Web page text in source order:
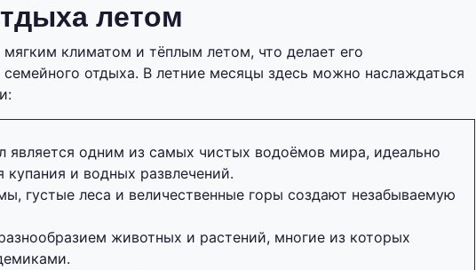
летом
мягким климатом и тёплым летом, что делает его
отдыха. В летние месяцы здесь можно наслаждаться
является одним из самых чистых водоёмов мира, идеально
купания и водных развлечений.
густые леса и величественные горы создают незабываемую
животных и растений, многие из которых